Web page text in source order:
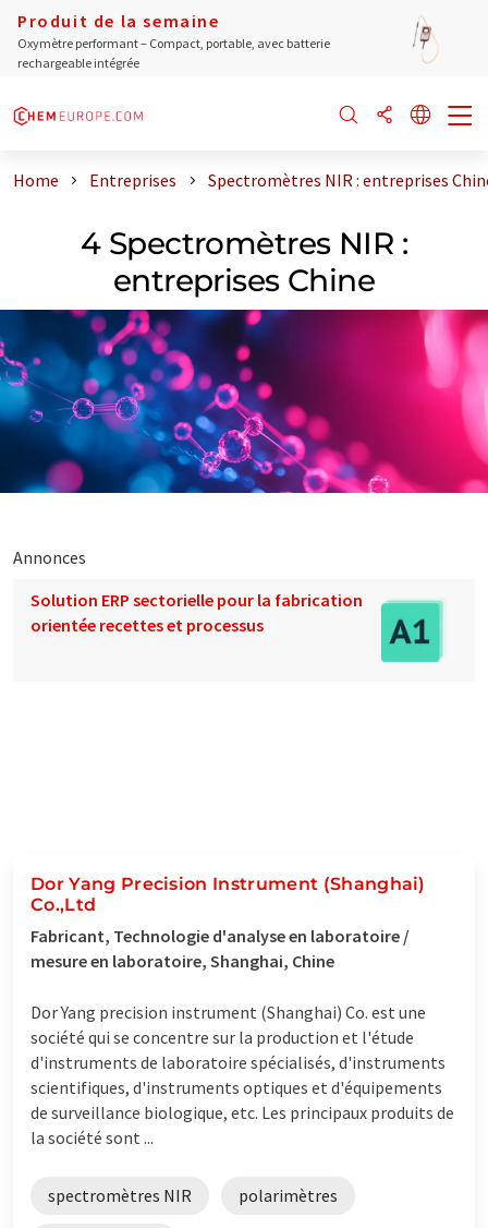
Produit de la semaine
Oxymètre performant – Compact, portable, avec batterie
rechargeable intégrée
Home Entreprises Spectromètres NIR : entreprises
4 Spectromètres NIR :
entreprises Chine
Annonces
Solution ERP sectorielle pour la fabrication
orientée recettes et processus
Dor Yang Precision Instrument (Shanghai)
Co.,Ltd
Fabricant, Technologie d'analyse en laboratoire /
mesure en laboratoire, Shanghai, Chine
Dor Yang precision instrument (Shanghai) Co. est une
société qui se concentre sur la production et l'étude
d'instruments de laboratoire spécialisés, d'instruments
scientifiques, d'instruments optiques et d'équipements
de surveillance biologique, etc. Les principaux produits de
la société sont ...
spectromètres NIR polarimètres